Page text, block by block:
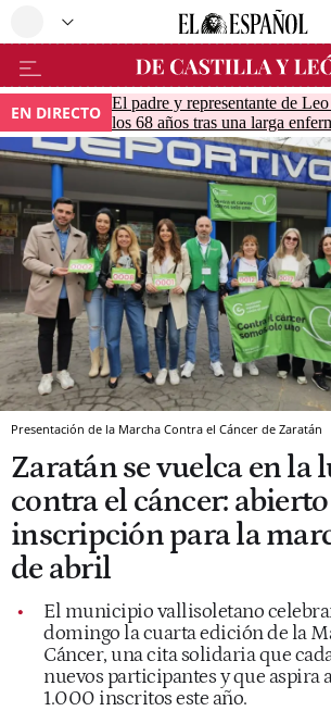
EN DIRECTO El padre y representante de
los 68 años tras una larga
Presentación de la Marcha Contra el Cáncer de Zaratán
Zaratán se vuelca en la
contra el cáncer:
inscripción para la
de abril
El municipio vallisoletano
domingo la cuarta edición de la
Cáncer, una cita solidaria que
nuevos participantes y que aspira
1.000 inscritos este año.